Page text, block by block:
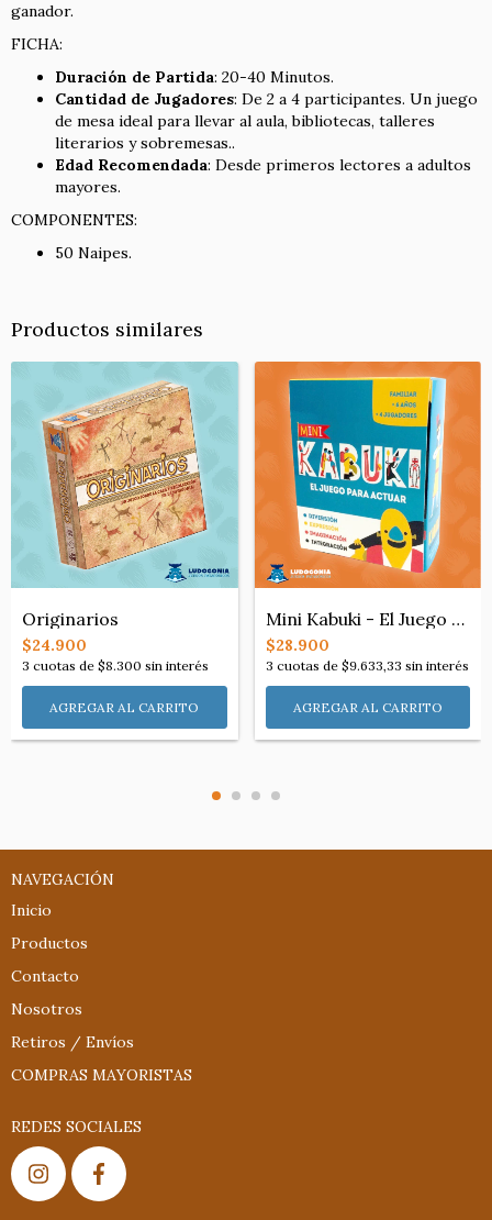
ganador.
FICHA:
Duración de Partida: 20-40 Minutos.
Cantidad de Jugadores: De 2 a 4 participantes. Un juego
de mesa ideal para llevar al aula, bibliotecas, talleres
literarios y sobremesas..
Edad Recomendada: Desde primeros lectores a adultos
mayores.
COMPONENTES:
50 Naipes.
Productos similares
Originarios
$24.900
3 cuotas de $8.300 sin interés
Mini Kabuki - El Juego para Actuar
$28.900
3 cuotas de $9.633,33 sin interés
NAVEGACIÓN
Inicio
Productos
Contacto
Nosotros
Retiros / Envíos
COMPRAS MAYORISTAS
REDES SOCIALES